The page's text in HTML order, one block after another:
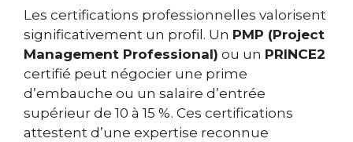
Les certifications professionnelles valorisent
significativement un profil. Un PMP (Project
Management Professional) ou un PRINCE2
certifié peut négocier une prime
d’embauche ou un salaire d’entrée
supérieur de 10 à 15 %. Ces certifications
attestent d’une expertise reconnue